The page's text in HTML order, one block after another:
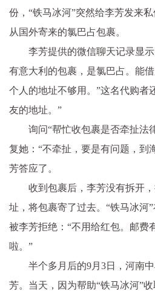
份，“铁马冰河”突然给李芳发来
从国外寄来的氯巴占包裹。
李芳提供的微信聊天记录显
有意大利的包裹，是氯巴占。能
个人的地址不够用。”这名代购者
友的地址。”
询问“帮忙收包裹是否牵扯法
复她：“不牵扯，要是有问题，到
芳答应了。
收到包裹后，李芳没有拆开
址，将包裹寄了过去。“铁马冰河”
被李芳拒绝：“不用给红包。邮费
啦。”
半个多月后的9月3日，河南
芳。当天，因为帮助“铁马冰河”